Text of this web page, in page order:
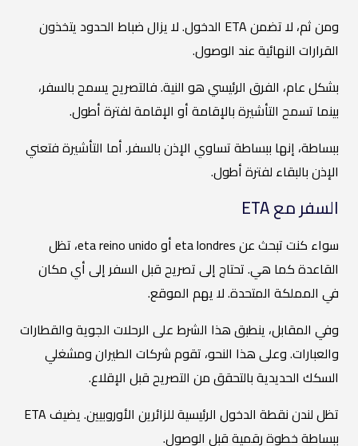
ومن ثم، لا تضمن ETA الدخول. لا يزال ضباط الحدود يتخذون
القرارات النهائية عند الوصول.
بشكل عام، الفرق الرئيسي هو النية. فالتصريح يسمح بالسفر،
بينما تسمح التأشيرة بالإقامة أو الإقامة لفترة أطول.
ببساطة، إنها ببساطة تساوي الإذن بالسفر. أما التأشيرة فتعني
الإذن بالبقاء لفترة أطول.
السفر مع ETA
سواء كنت تبحث عنeta londresأوeta reino unido، تظل
القاعدة كما هي. تحتاج إلى تصريح قبل السفر إلى أي مكان
في المملكة المتحدة. لا يهم الموقع.
وفي المقابل، ينطبق هذا الشرط على الرحلات الجوية والقطارات
والعبارات. وعلى هذا النحو، تقوم شركات الطيران ومشغلي
السكك الحديدية بالتحقق من التصريح قبل الإقلاع.
تظل لندن نقطة الدخول الرئيسية للزائرين الأوروبيين. يضيف ETA
ببساطة خطوة رقمية قبل الوصول.